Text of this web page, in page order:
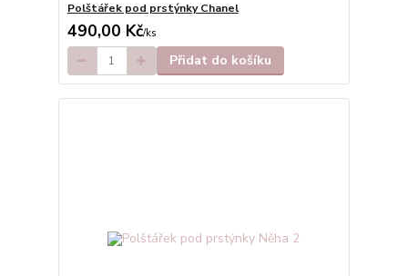
Polštářek pod prstýnky Chanel
490,00 Kč/ks
Přidat do košíku